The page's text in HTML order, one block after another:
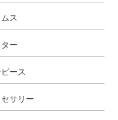
ス
ー
ース
サリー